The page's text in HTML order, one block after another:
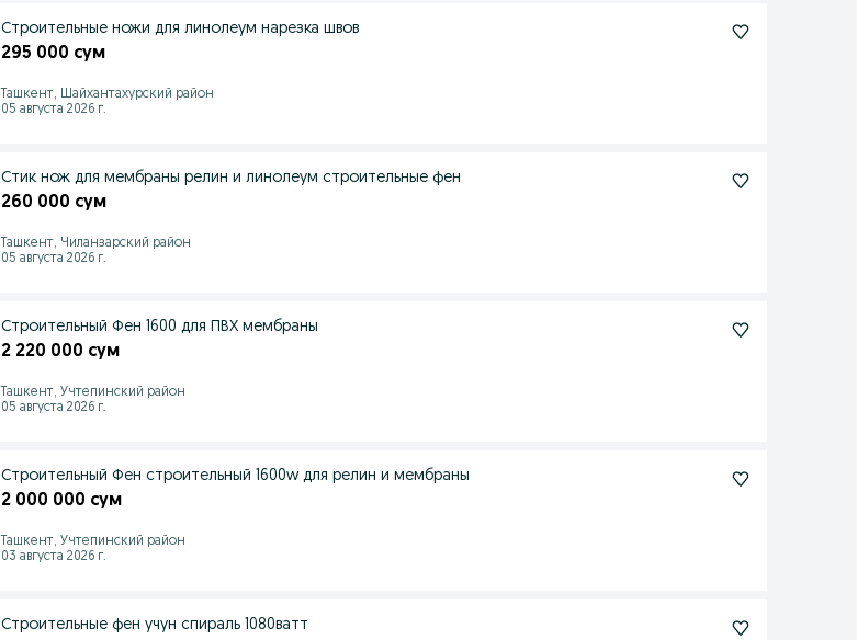
Строительные ножи для линолеум нарезка швов
295 000 сум
Ташкент, Шайхантахурский район
05 августа 2026 г.
Стик нож для мембраны релин и линолеум строительные фен
260 000 сум
Ташкент, Чиланзарский район
05 августа 2026 г.
Строительный Фен 1600 для ПВХ мембраны
2 220 000 сум
Ташкент, Учтепинский район
05 августа 2026 г.
Строительный Фен строительный 1600w для релин и мембраны
2 000 000 сум
Ташкент, Учтепинский район
03 августа 2026 г.
Строительные фен учун спираль 1080ватт